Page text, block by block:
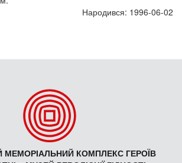
Народився: 1996-06-02
МЕМОРІАЛЬНИЙ КОМПЛЕКС ГЕРОЇВ